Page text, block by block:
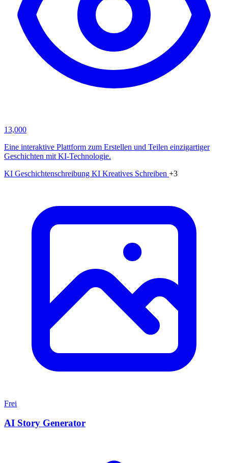
13,000
Eine interaktive Plattform zum Erstellen und Teilen einzigartiger
Geschichten mit KI-Technologie.
KI Geschichtenschreibung KI Kreatives Schreiben +3
Frei
AI Story Generator